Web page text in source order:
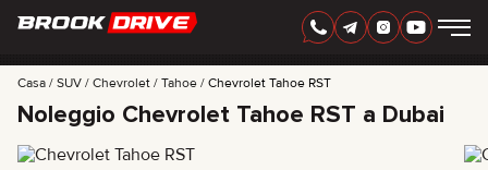
AED
MARCHI
PERIODO DI NOLEGGIO
Casa SUV Chevrolet Tahoe Chevrolet Tahoe RST
Noleggio Chevrolet Tahoe RST a Dubai